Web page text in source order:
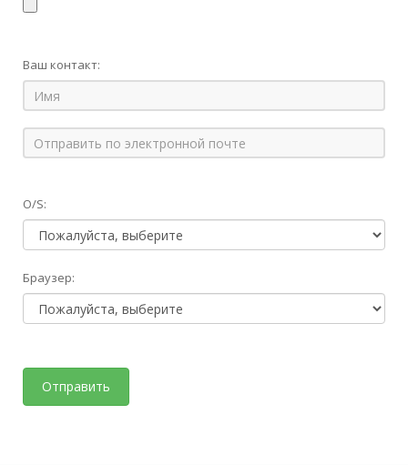
Ваш контакт:
O/S:
Браузер: